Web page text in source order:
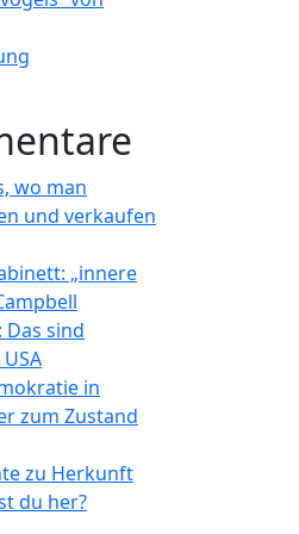
wo man
und verkaufen
„innere
Das sind
in
zum Zustand
zu Herkunft
du her?